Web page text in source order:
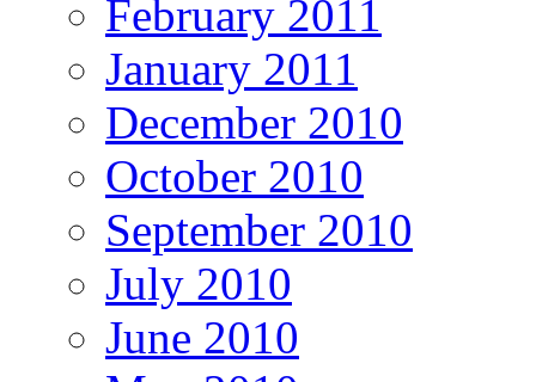
February 2011
January 2011
December 2010
October 2010
September 2010
July 2010
June 2010